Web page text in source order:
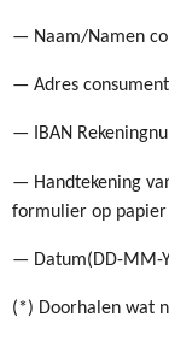
— Naam/Namen
— Adres
— IBAN
— Handtekening
formulier op
— Datum(DD-MM-
(*) Doorhalen wat